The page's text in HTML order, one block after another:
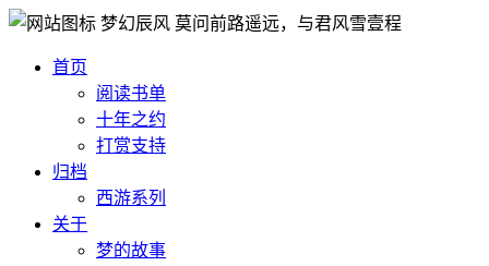
梦幻辰风 莫问前路遥远，与君风雪壹程
首页
阅读书单
十年之约
打赏支持
归档
西游系列
关于
梦的故事